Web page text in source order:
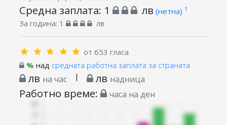
Средна заплата: 1 лв (нетна) 1
За година: 1 лв
от 653 гласа
% над средната работна заплата за страната
лв на час | лв надница
Работно време: часа на ден